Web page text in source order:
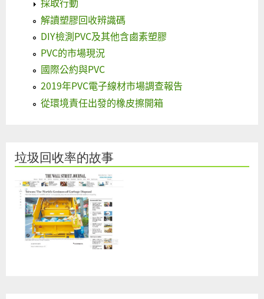
解讀塑膠回收辨識碼
DIY檢測PVC及其他含鹵素塑膠
PVC的市場現況
國際公約與PVC
2019年PVC電子線材市場調查報告
從環境責任出發的橡皮擦開箱
垃圾回收率的故事